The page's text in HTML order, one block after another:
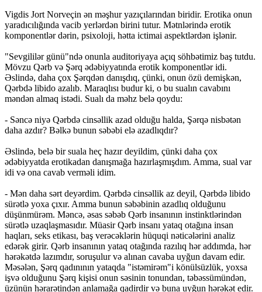
Vigdis Jort Norveçin ən məşhur yazıçılarından biridir. Erotika onun
yaradıcılığında vacib yerlərdən birini tutur. Mətnlərində erotik
komponentlər dərin, psixoloji, hətta ictimai aspektlərdən işlənir.
"Sevgililər günü"ndə onunla auditoriyaya açıq söhbətimiz baş tutdu.
Mövzu Qərb və Şərq ədəbiyyatında erotik komponentlər idi.
Əslində, daha çox Şərqdən danışdıq, çünki, onun özü demişkən,
Qərbdə libido azalıb. Maraqlısı budur ki, o bu sualın cavabını
məndən almaq istədi. Sualı da məhz belə qoydu:
- Səncə niyə Qərbdə cinsəllik azad olduğu halda, Şərqə nisbətən
daha azdır? Bəlkə bunun səbəbi elə azadlıqdır?
Əslində, belə bir suala heç hazır deyildim, çünki daha çox
ədəbiyyatda erotikadan danışmağa hazırlaşmışdım. Amma, sual var
idi və ona cavab verməli idim.
- Mən daha sərt deyərdim. Qərbdə cinsəllik az deyil, Qərbdə libido
sürətlə yoxa çıxır. Amma bunun səbəbinin azadlıq olduğunu
düşünmürəm. Məncə, əsas səbəb Qərb insanının instinktlərindən
sürətlə uzaqlaşmasıdır. Müasir Qərb insanı yataq otağına insan
haqları, seks etikası, baş verəcəklərin hüquqi nəticələrini analiz
edərək girir. Qərb insanının yataq otağında razılıq hər addımda, hər
hərəkətdə lazımdır, soruşulur və alınan cavaba uyğun davam edir.
Məsələn, Şərq qadınının yataqda "istəmirəm"i könülsüzlük, yoxsa
işvə olduğunu Şərq kişisi onun səsinin tonundan, təbəssümündən,
üzünün hərarətindən anlamağa qadirdir və buna uyğun hərəkət edir.